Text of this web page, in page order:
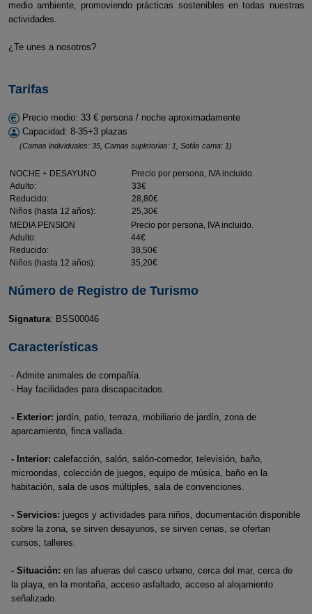
medio ambiente, promoviendo prácticas sostenibles en todas nuestras
actividades.
¿Te unes a nosotros?
Tarifas
Precio medio: 33 € persona / noche aproximadamente
Capacidad: 8-35+3 plazas
(Camas individuales: 35, Camas supletorias: 1, Sofás cama: 1)
NOCHE + DESAYUNO
Precio por persona, IVA incluido.
Adulto:
33€
Reducido:
28,80€
Niños (hasta 12 años):
25,30€
MEDIA PENSION
Precio por persona, IVA incluido.
Adulto:
44€
Reducido:
38,50€
Niños (hasta 12 años):
35,20€
Número de Registro de Turismo
Signatura: BSS00046
Características
- Admite animales de compañía.
- Hay facilidades para discapacitados.
- Exterior: jardín, patio, terraza, mobiliario de jardín, zona de
aparcamiento, finca vallada.
- Interior: calefacción, salón, salón-comedor, televisión, baño,
microondas, colección de juegos, equipo de música, baño en la
habitación, sala de usos múltiples, sala de convenciones.
- Servicios: juegos y actividades para niños, documentación disponible
sobre la zona, se sirven desayunos, se sirven cenas, se ofertan
cursos, talleres.
- Situación: en las afueras del casco urbano, cerca del mar, cerca de
la playa, en la montaña, acceso asfaltado, acceso al alojamiento
señalizado.